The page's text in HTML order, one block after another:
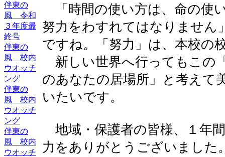
伴東の
風 令和
３年度最
終号
伴東の
風 校内
ウオッチ
ング
伴東の
風 校内
ウオッチ
ング
伴東の
風 校内
ウオッチ
「時間の使い方は、命の使
努力をわすれてはなりません
ですね。「努力」は、本校の
新しい世界へ行ってもこの
のあなたの居場所」と考えて
いたいです。
地域・保護者の皆様、１年
力をありがとうございました